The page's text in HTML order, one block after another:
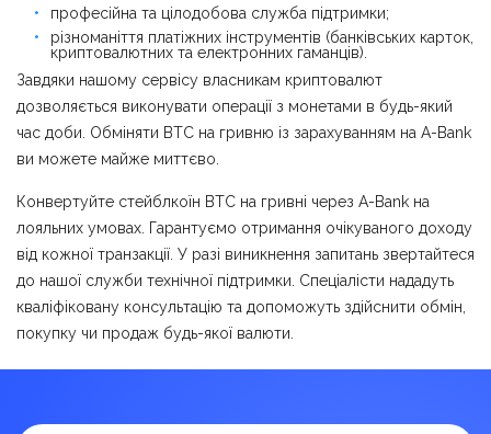
професійна та цілодобова служба підтримки;
різноманіття платіжних інструментів (банківських карток,
криптовалютних та електронних гаманців).
Завдяки нашому сервісу власникам криптовалют
дозволяється виконувати операції з монетами в будь-який
час доби. Обміняти BTC на гривню із зарахуванням на A-Bank
ви можете майже миттєво.
Конвертуйте стейблкоїн BTC на гривні через A-Bank на
лояльних умовах. Гарантуємо отримання очікуваного доходу
від кожної транзакції. У разі виникнення запитань звертайтеся
до нашої служби технічної підтримки. Спеціалісти нададуть
кваліфіковану консультацію та допоможуть здійснити обмін,
покупку чи продаж будь-якої валюти.